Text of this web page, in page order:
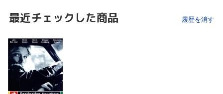
最近チェックした商品 履歴を消す